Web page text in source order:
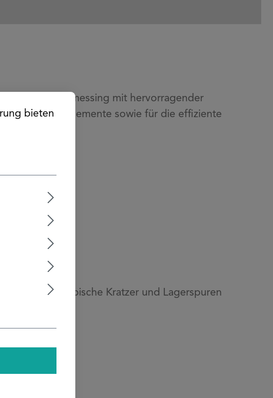
Automatenmessing mit hervorragender
Verbindungselemente sowie für die effiziente
fertigungstypische Kratzer und Lagerspuren
bieten